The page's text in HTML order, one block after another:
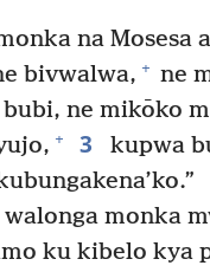
na Mosesa
bivwalwa, + ne
ne mikōko
+ 3
kupwa
walonga monka
ku kibelo kya